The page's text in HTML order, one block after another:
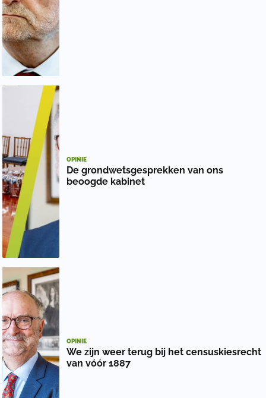
OPINIE
De grondwetsgesprekken van ons
beoogde kabinet
OPINIE
We zijn weer terug bij het censuskiesrecht
van vóór 1887